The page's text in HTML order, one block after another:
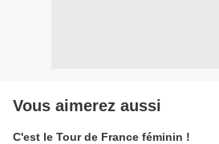
Vous aimerez aussi
C'est le Tour de France féminin !